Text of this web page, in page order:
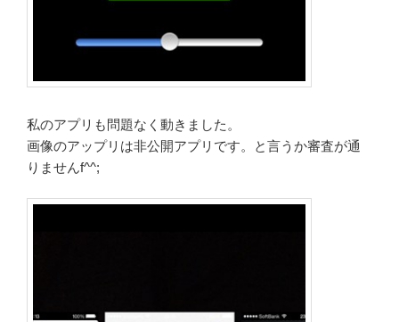
私のアプリも問題なく動きました。
画像のアップリは非公開アプリです。と言うか審査が通
りませんf^^;